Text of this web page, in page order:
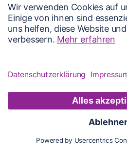
Karte Updates
Karte